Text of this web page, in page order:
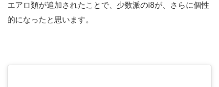
エアロ類が追加されたことで、少数派のi8が、さらに個性
的になったと思います。